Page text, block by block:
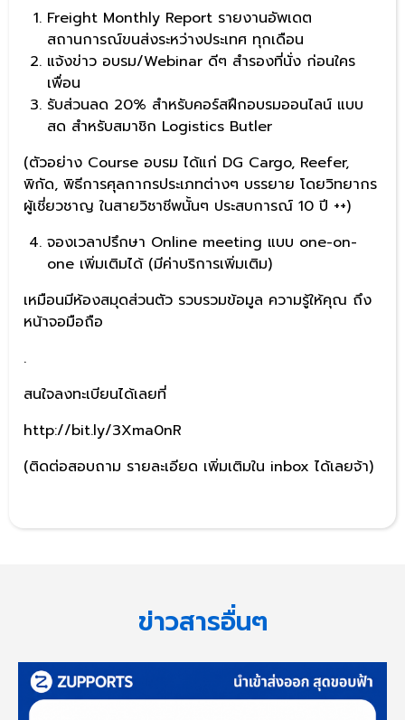
Freight Monthly Report รายงานอัพเดต
สถานการณ์ขนส่งระหว่างประเทศ ทุกเดือน
แจ้งข่าว อบรม/Webinar ดีๆ สำรองที่นั่ง ก่อนใคร
เพื่อน
รับส่วนลด 20% สำหรับคอร์สฝึกอบรมออนไลน์ แบบ
สด สำหรับสมาชิก Logistics Butler
(ตัวอย่าง Course อบรม ได้แก่ DG Cargo, Reefer,
พิกัด, พิธีการศุลกากรประเภทต่างๆ บรรยาย โดยวิทยากร
ผู้เชี่ยวชาญ ในสายวิชาชีพนั้นๆ ประสบการณ์ 10 ปี ++)
จองเวลาปรึกษา Online meeting แบบ one-on-
one เพิ่มเติมได้ (มีค่าบริการเพิ่มเติม)
เหมือนมีห้องสมุดส่วนตัว รวบรวมข้อมูล ความรู้ให้คุณ ถึง
หน้าจอมือถือ
.
สนใจลงทะเบียนได้เลยที่
http://bit.ly/3Xma0nR
(ติดต่อสอบถาม รายละเอียด เพิ่มเติมใน inbox ได้เลยจ้า)
ข่าวสารอื่นๆ